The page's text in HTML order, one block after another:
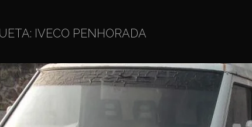
IVECO PENHORADA